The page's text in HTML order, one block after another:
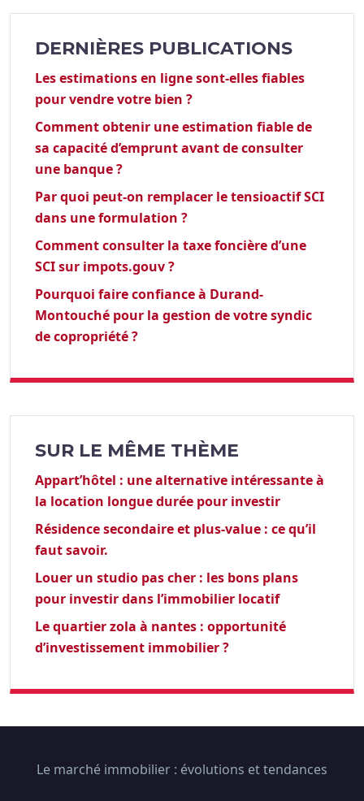
DERNIÈRES PUBLICATIONS
Les estimations en ligne sont-elles fiables
pour vendre votre bien ?
Comment obtenir une estimation fiable de
sa capacité d’emprunt avant de consulter
une banque ?
Par quoi peut-on remplacer le tensioactif SCI
dans une formulation ?
Comment consulter la taxe foncière d’une
SCI sur impots.gouv ?
Pourquoi faire confiance à Durand-
Montouché pour la gestion de votre syndic
de copropriété ?
SUR LE MÊME THÈME
Appart’hôtel : une alternative intéressante à
la location longue durée pour investir
Résidence secondaire et plus-value : ce qu’il
faut savoir.
Louer un studio pas cher : les bons plans
pour investir dans l’immobilier locatif
Le quartier zola à nantes : opportunité
d’investissement immobilier ?
Le marché immobilier : évolutions et tendances